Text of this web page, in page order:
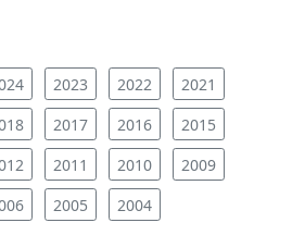
2023 2022
2021
2017 2016
2015
2011 2010
2009
2005 2004